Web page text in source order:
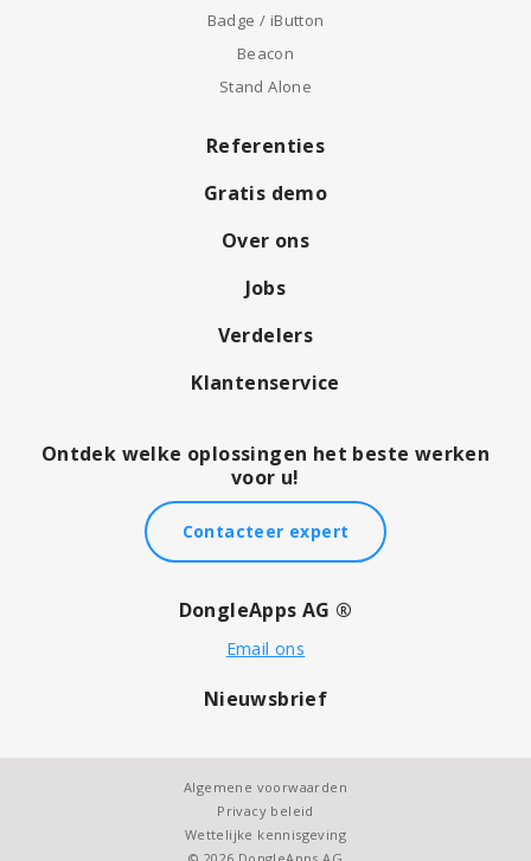
Badge / iButton
Beacon
Stand Alone
Referenties
Gratis demo
Over ons
Jobs
Verdelers
Klantenservice
Ontdek welke oplossingen het beste werken
voor u!
Contacteer expert
DongleApps AG ®
Email ons
Nieuwsbrief
Algemene voorwaarden
Privacy beleid
Wettelijke kennisgeving